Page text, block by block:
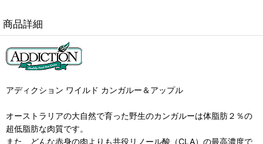
商品詳細
アディクション ワイルド カンガルー＆アップル
オーストラリアの大自然で育った野生のカンガルーは体脂肪２％の
超低脂肪な肉質です。
また、どんな赤身の肉よりも共役リノール酸（CLA）の最高濃度で